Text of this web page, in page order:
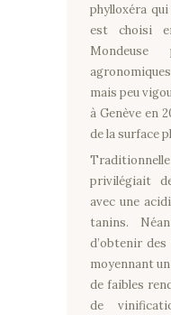
phylloxéra
est choisi
mais peu
à Genève en
de la surface
privilégiait
avec une
tanins.
d’obtenir
moyennant
de faibles
de